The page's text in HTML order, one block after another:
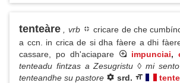
tenteàre , vrb
cricare de che
a ccn. in crica de si dha fàere a dhi
cassare, po dh'aciapare
impunciai,
tenteadu fintzas a Zesugristu ◊ mi
tenteandhe su pastore
srd.